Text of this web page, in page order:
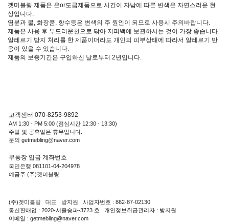
겟미블링 제품은 은or도금제품으로 시간이 자남에 따른 변색은 자연스러운 현
상입니다.
염분과 물, 화장품, 향수등은 변색의 주 원인이 되므로 사용시 주의바랍니다.
제품은 사용 후 부드러운천으로 닦아 지퍼백에 보관하시는 것이 가장 좋습니다.
알레르기 방지 처리를 한 제품이더라도 개인의 피부상태에 따라서 알레르기 반
응이 있을 수 있습니다.
제품의 보증기간은 구입하신 날로부터 2년입니다.
고객센터 070-8253-9892
AM 1:30 - PM 5:00 (점심시간 12:30 - 13:30)
주말 및 공휴일은 휴무입니다.
문의 getmebling@naver.com
무통장 입금 계좌번호
국민은행 081101-04-204978
예금주 (주)겟미블링
(주)겟미블링 대표 : 방지원 사업자번호 : 862-87-02130
통신판매업 : 2020-서울송파-3723 호 개인정보취급관리자 : 방지원
이메일 : getmebling@naver.com